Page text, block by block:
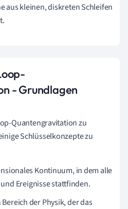
aus kleinen, diskreten Schleifen
- Grundlagen
Quantengravitation zu
Schlüsselkonzepte zu
Kontinuum, in dem alle
Ereignisse stattfinden.
Bereich der Physik, der das